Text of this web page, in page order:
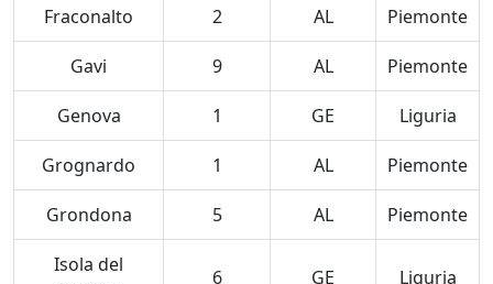
Fraconalto 2 AL Piemonte
Gavi 9 AL Piemonte
Genova 1 GE Liguria
Grognardo 1 AL Piemonte
Grondona 5 AL Piemonte
Isola del
6 GE Liguria